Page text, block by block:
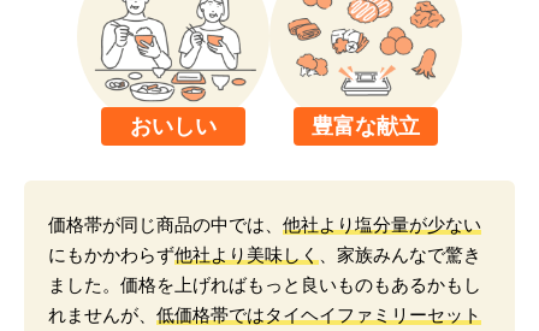
おいしい 豊富な献立
価格帯が同じ商品の中では、 他社より塩分量が少ない
にもかかわらず他社より美味しく、家族みんなで驚き
ました。価格を上げればもっと良いものもあるかもし
れませんが、 低価格帯ではタイヘイファミリーセット